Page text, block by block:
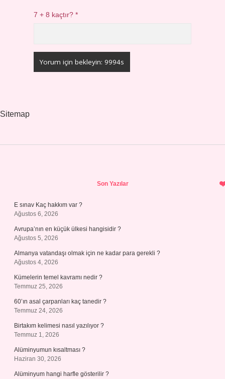
7 + 8 kaçtır?*
Sitemap
Son Yazılar
E sınav Kaç hakkım var ?
Ağustos 6, 2026
Avrupa’nın en küçük ülkesi hangisidir ?
Ağustos 5, 2026
Almanya vatandaşı olmak için ne kadar para gerekli ?
Ağustos 4, 2026
Kümelerin temel kavramı nedir ?
Temmuz 25, 2026
60’ın asal çarpanları kaç tanedir ?
Temmuz 24, 2026
Birtakım kelimesi nasıl yazılıyor ?
Temmuz 1, 2026
Alüminyumun kısaltması ?
Haziran 30, 2026
Alüminyum hangi harfle gösterilir ?